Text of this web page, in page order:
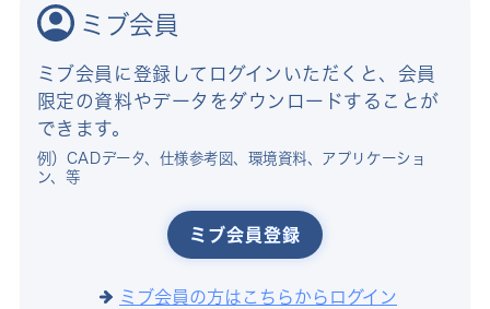
ミブ会員
ミブ会員に登録してログインいただくと、会員
限定の資料やデータをダウンロードすることが
できます。
例）CADデータ、仕様参考図、環境資料、アプリケーショ
ン、等
ミブ会員登録
ミブ会員の方はこちらからログイン